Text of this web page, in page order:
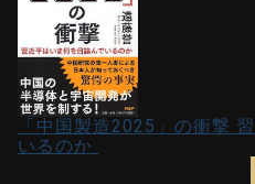
「中国製造2025」の衝撃
いるのか